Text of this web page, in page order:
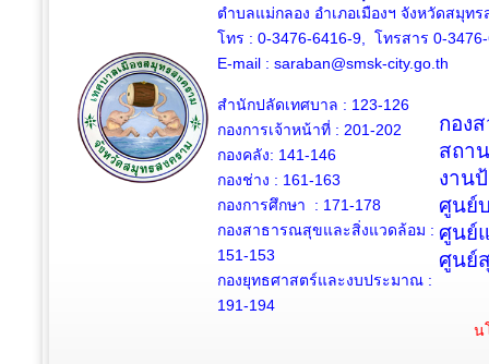
ตำบลแม่กลอง อำเภอเมืองฯ จังหวัดสมุท
โทร : 0-3476-6416-9, โทรสาร 0-
E-mail : saraban@smsk-city.go.th
สำนักปลัดเทศบาล : 123-126
กองการเจ้าหน้าที่ : 201-202
กองคลัง: 141-146
กองช่าง : 161-163
กองการศึกษา : 171-178
กองสาธารณสุขและสิ่งแวดล้อม :
151-153
กองยุทธศาสตร์และงบประมาณ :
191-194
กอง
สถา
งาน
ศูนย์
ศูนย์
ศูนย์
น